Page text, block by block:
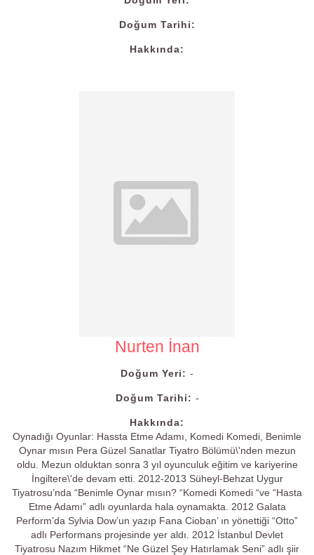
Doğum Tarihi:
Hakkında:
Nurten İnan
Doğum Yeri: -
Doğum Tarihi: -
Hakkında:
Oynadığı Oyunlar: Hassta Etme Adamı, Komedi Komedi, Benimle
Oynar mısın Pera Güzel Sanatlar Tiyatro Bölümü\'nden mezun
oldu. Mezun olduktan sonra 3 yıl oyunculuk eğitim ve kariyerine
İngiltere\'de devam etti. 2012-2013 Süheyl-Behzat Uygur
Tiyatrosu’nda “Benimle Oynar mısın? “Komedi Komedi “ve “Hasta
Etme Adamı” adlı oyunlarda hala oynamakta. 2012 Galata
Perform’da Sylvia Dow’un yazıp Fana Cioban’ ın yönettiği “Otto”
adlı Performans projesinde yer aldı. 2012 İstanbul Devlet
Tiyatrosu Nazım Hikmet “Ne Güzel Şey Hatırlamak Seni” adlı şiir